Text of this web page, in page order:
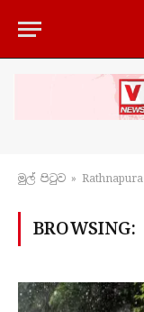
මුල් පිටු​ව » Rathnapura
BROWSING: